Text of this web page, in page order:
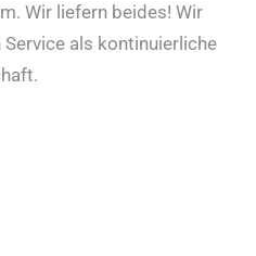
Wir liefern beides! Wir
Service als kontinuierliche